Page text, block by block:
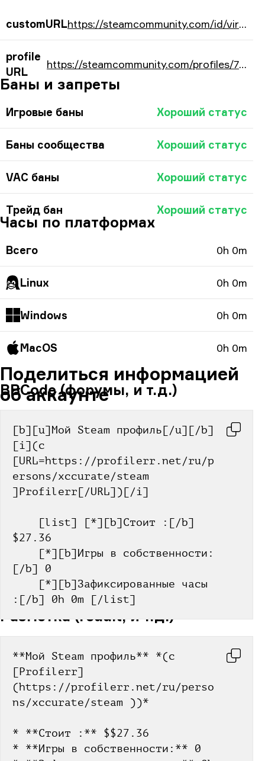
customURL https://steamcommunity.com/id/virelis/
profile
URL
https://steamcommunity.com/profiles/76561198137694535/
Баны и запреты
Игровые баны Хороший статус
Баны сообщества Хороший статус
VAC баны Хороший статус
Трейд бан Хороший статус
Часы по платформах
Всего 0h 0m
Linux 0h 0m
Windows 0h 0m
MacOS 0h 0m
Поделиться информацией
об аккаунте
BBCode (форумы, и т.д.)
[b][u]Мой Steam профиль[/u][/b]
[i](с
[URL=https://profilerr.net/ru/p
ersons/xccurate/steam
]Profilerr[/URL])[/i]
$27.36
[/b] 0
:[/b] 0h 0m [/list]
Разметка (reddit, и т.д.)
**Мой Steam профиль** *(c
[Profilerr]
(https://profilerr.net/ru/perso
ns/xccurate/steam ))*
* **Стоит :** $$27.36
* **Игры в собственности:** 0